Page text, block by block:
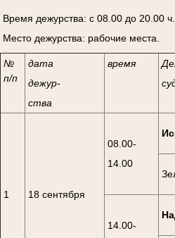
Время дежурства: с 08.00 до 20.00 ч.
Место дежурства: рабочие места.
№
п/п
дата
дежур-
ства
время
1 18 сентября
08.00-
14.00
14.00-